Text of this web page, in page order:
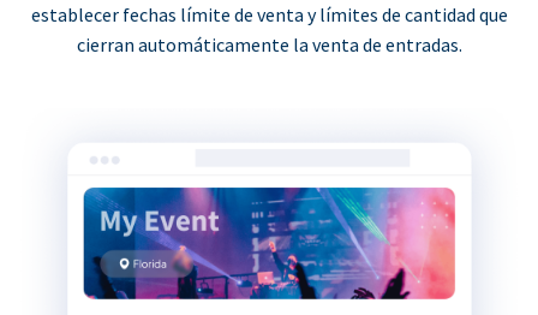
establecer fechas límite de venta y límites de cantidad que
cierran automáticamente la venta de entradas.